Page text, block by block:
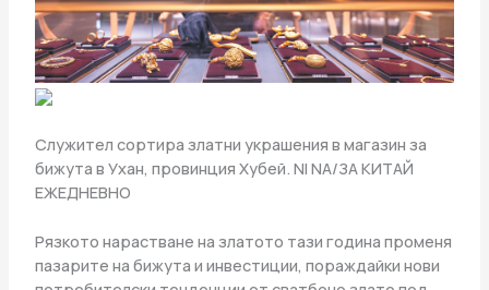
Служител сортира златни украшения в магазин за
бижута в Ухан, провинция Хубей. NI NA/ЗА КИТАЙ
ЕЖЕДНЕВНО
Рязкото нарастване на златото тази година променя
пазарите на бижута и инвестиции, пораждайки нови